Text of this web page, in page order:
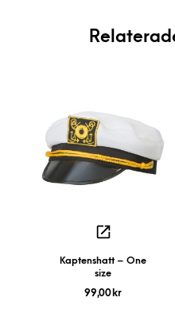
Kaptenshatt – One
size
99,00 kr